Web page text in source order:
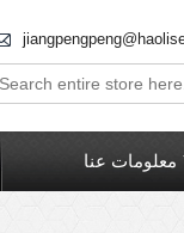
معلومات عنا